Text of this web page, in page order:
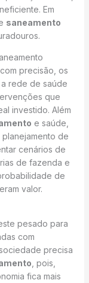
Em
saneamento
precisão, os
rede de saúde
que
investido. Além
e saúde,
de
cenários de
de fazenda e
de
valor.
pesado para
com
precisa
, pois,
fica mais